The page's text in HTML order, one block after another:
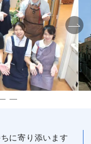
に寄り添います